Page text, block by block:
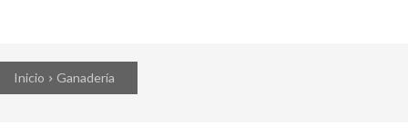
Inicio Ganadería